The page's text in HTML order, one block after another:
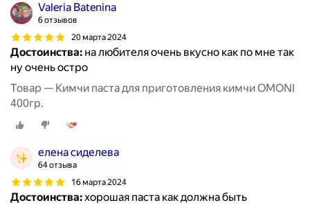
Valeria Batenina
6 отзывов
20 марта 2024
Достоинства: на любителя очень вкусно как по мне так
ну очень остро
Товар — Кимчи паста для приготовления кимчи OMONI
400гр.
елена сиделева
64 отзыва
16 марта 2024
Достоинства:хорошая паста как должна быть